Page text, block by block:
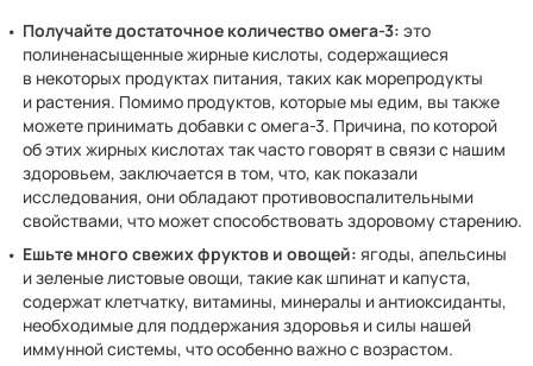
Получайте достаточное количество омега-3: это
полиненасыщенные жирные кислоты, содержащиеся
в некоторых продуктах питания, таких как морепродукты
и растения. Помимо продуктов, которые мы едим, вы также
можете принимать добавки с омега-3. Причина, по которой
об этих жирных кислотах так часто говорят в связи с нашим
здоровьем, заключается в том, что, как показали
исследования, они обладают противовоспалительными
свойствами, что может способствовать здоровому старению.
Ешьте много свежих фруктов и овощей: ягоды, апельсины
и зеленые листовые овощи, такие как шпинат и капуста,
содержат клетчатку, витамины, минералы и антиоксиданты,
необходимые для поддержания здоровья и силы нашей
иммунной системы, что особенно важно с возрастом.